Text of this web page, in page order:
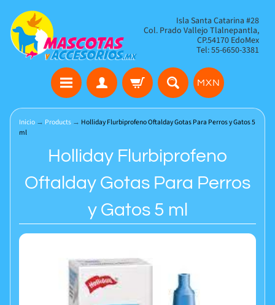
Isla Santa Catarina #28
Col. Prado Vallejo Tlalnepantla,
CP.54170 EdoMex
Tel: 55-6650-3381
MXN
Inicio → Products → Holliday Flurbiprofeno Oftalday Gotas Para Perros y Gatos 5
ml
Holliday Flurbiprofeno
Oftalday Gotas Para Perros
y Gatos 5 ml